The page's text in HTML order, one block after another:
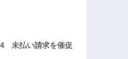
未払い請求を催促